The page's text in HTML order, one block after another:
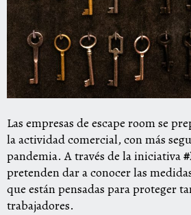
Las empresas de escape room se
la actividad comercial, con más
pandemia. A través de la iniciativa
pretenden dar a conocer las
que están pensadas para proteger
trabajadores.